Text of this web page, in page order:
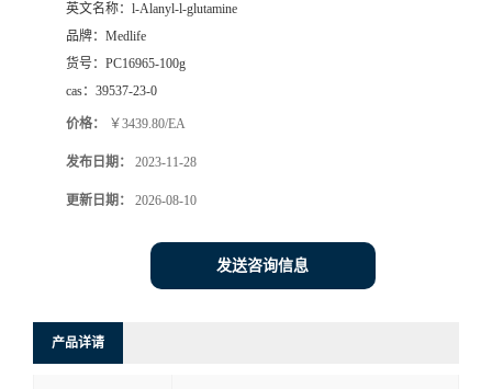
英文名称： l-Alanyl-l-glutamine
品牌： Medlife
货号： PC16965-100g
cas： 39537-23-0
价格： ￥3439.80/EA
发布日期： 2023-11-28
更新日期： 2026-08-10
发送咨询信息
产品详请